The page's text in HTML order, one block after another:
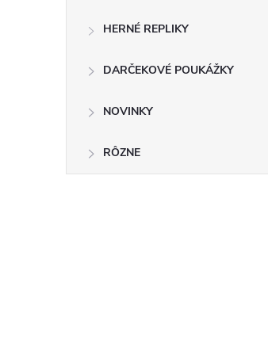
HERNÉ REPLIKY
DARČEKOVÉ POUKÁŽKY
NOVINKY
RÔZNE